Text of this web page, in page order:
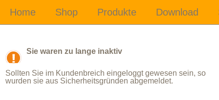
Sie waren zu lange inaktiv
Sollten Sie im Kundenbreich eingeloggt gewesen sein, so
wurden sie aus Sicherheitsgründen abgemeldet.